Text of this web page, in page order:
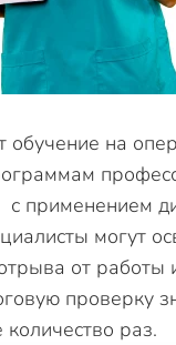
обучение на
с применением
могут
от работы
проверку
раз.